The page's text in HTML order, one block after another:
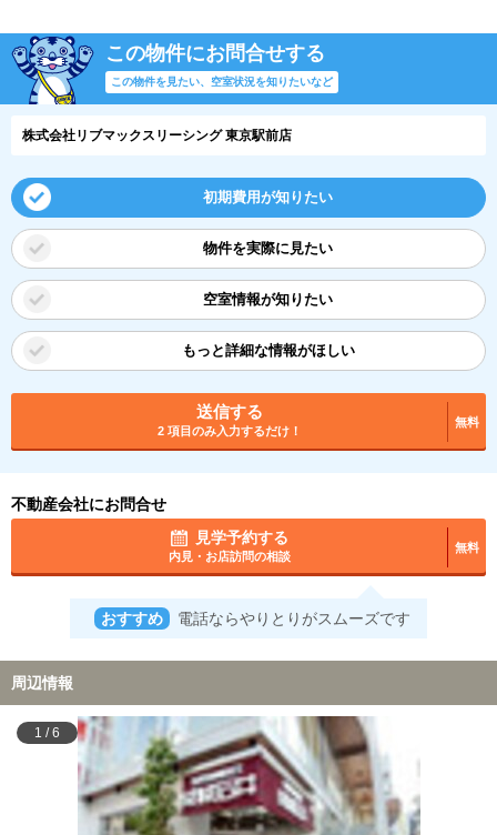
この物件にお問合せする
この物件を見たい、空室状況を知りたいなど
株式会社リブマックスリーシング 東京駅前店
初期費用が知りたい
物件を実際に見たい
空室情報が知りたい
もっと詳細な情報がほしい
送信する
2 項目のみ入力するだけ！
無料
不動産会社にお問合せ
見学予約する
内見・お店訪問の相談
無料
おすすめ 電話ならやりとりがスムーズです
周辺情報
1 /6